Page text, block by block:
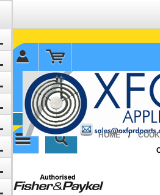
✉ sales@oxfordparts.com.au
HOME
/